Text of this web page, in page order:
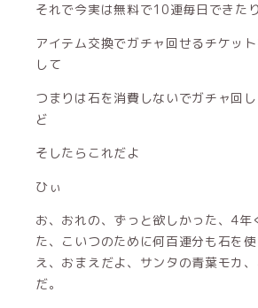
それで今実は無料で10連毎日できたり
アイテム交換でガチャ回せるチケッ
して
つまりは石を消費しないでガチャ回
ど
そしたらこれだよ
ひぃ
お、おれの、ずっと欲しかった、4年
た、こいつのために何百連分も石を
え、おまえだよ、サンタの青葉モカ
だ。